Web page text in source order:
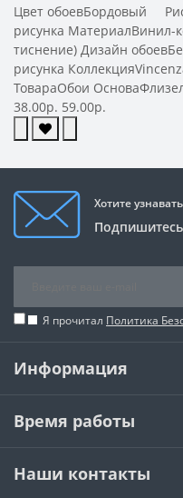
Цвет обоевБордовый
рисунка МатериалВинил-
тиснение) Дизайн
рисунка
ТовараОбои
38.00р. 59.00р.
Хотите
Я прочитал Политика
Информация
Время работы
Наши контакты